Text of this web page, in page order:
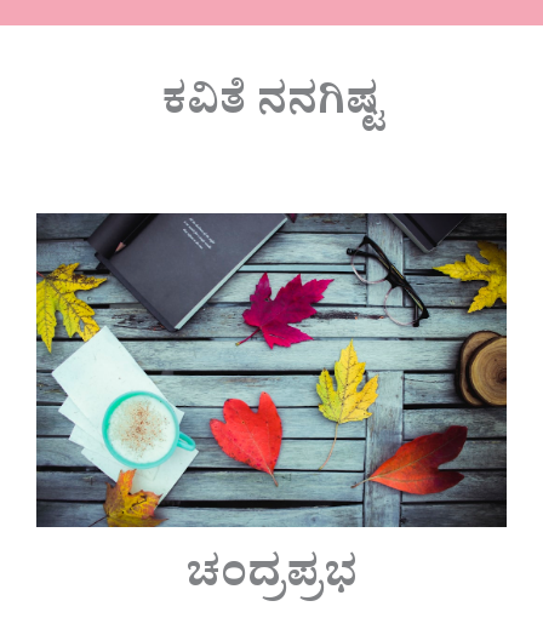
ಕವಿತೆ ನನಗಿಷ್ಟ
ಚಂದ್ರಪ್ರಭ